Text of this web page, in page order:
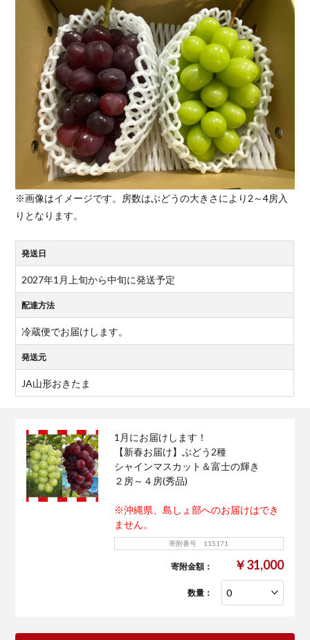
※画像はイメージです。房数はぶどうの大きさにより2～4房入
りとなります。
発送日
2027年1月上旬から中旬に発送予定
配達方法
冷蔵便でお届けします。
発送元
JA山形おきたま
1月にお届けします！
【新春お届け】ぶどう2種
シャインマスカット＆富士の輝き
２房～４房(秀品)
※沖縄県、島しょ部へのお届けはでき
ません。
寄附番号 115171
寄附金額： ￥31,000
数量：